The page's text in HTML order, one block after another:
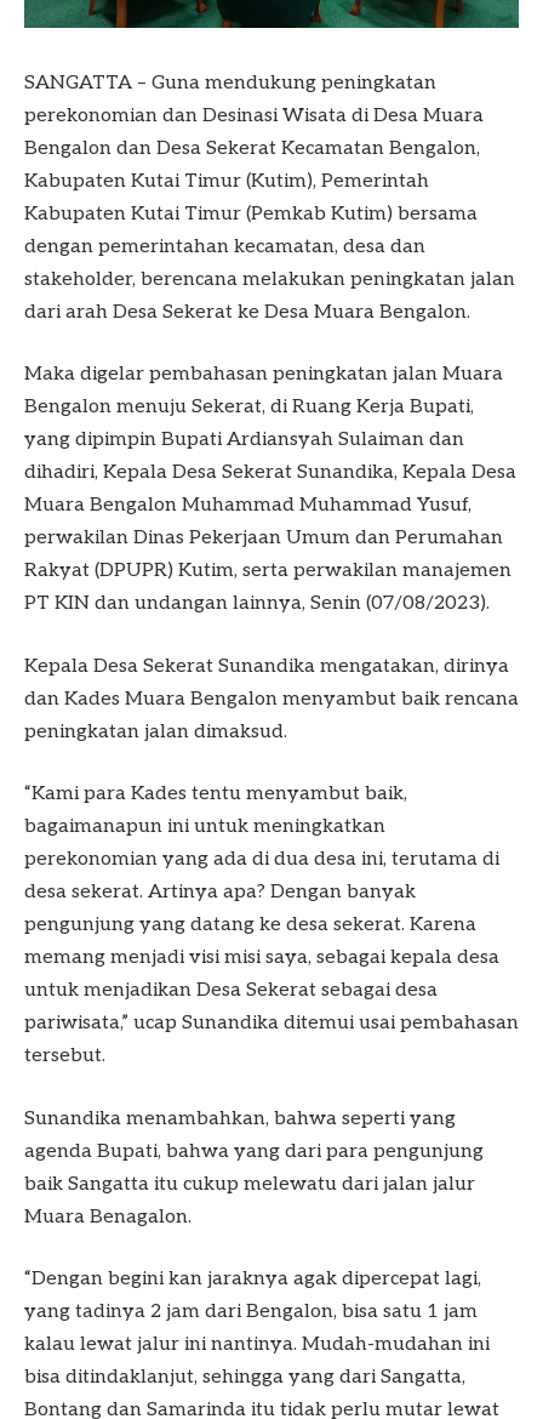
SANGATTA – Guna mendukung peningkatan
perekonomian dan Desinasi Wisata di Desa Muara
Bengalon dan Desa Sekerat Kecamatan Bengalon,
Kabupaten Kutai Timur (Kutim), Pemerintah
Kabupaten Kutai Timur (Pemkab Kutim) bersama
dengan pemerintahan kecamatan, desa dan
stakeholder, berencana melakukan peningkatan jalan
dari arah Desa Sekerat ke Desa Muara Bengalon.
Maka digelar pembahasan peningkatan jalan Muara
Bengalon menuju Sekerat, di Ruang Kerja Bupati,
yang dipimpin Bupati Ardiansyah Sulaiman dan
dihadiri, Kepala Desa Sekerat Sunandika, Kepala Desa
Muara Bengalon Muhammad Muhammad Yusuf,
perwakilan Dinas Pekerjaan Umum dan Perumahan
Rakyat (DPUPR) Kutim, serta perwakilan manajemen
PT KIN dan undangan lainnya, Senin (07/08/2023).
Kepala Desa Sekerat Sunandika mengatakan, dirinya
dan Kades Muara Bengalon menyambut baik rencana
peningkatan jalan dimaksud.
“Kami para Kades tentu menyambut baik,
bagaimanapun ini untuk meningkatkan
perekonomian yang ada di dua desa ini, terutama di
desa sekerat. Artinya apa? Dengan banyak
pengunjung yang datang ke desa sekerat. Karena
memang menjadi visi misi saya, sebagai kepala desa
untuk menjadikan Desa Sekerat sebagai desa
pariwisata,” ucap Sunandika ditemui usai pembahasan
tersebut.
Sunandika menambahkan, bahwa seperti yang
agenda Bupati, bahwa yang dari para pengunjung
baik Sangatta itu cukup melewatu dari jalan jalur
Muara Benagalon.
“Dengan begini kan jaraknya agak dipercepat lagi,
yang tadinya 2 jam dari Bengalon, bisa satu 1 jam
kalau lewat jalur ini nantinya. Mudah-mudahan ini
bisa ditindaklanjut, sehingga yang dari Sangatta,
Bontang dan Samarinda itu tidak perlu mutar lewat